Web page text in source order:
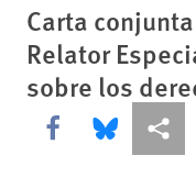
Carta
Relator
sobre los
Share this viaShare this via
Share